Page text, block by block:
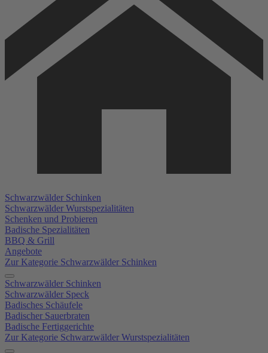
Schwarzwälder Schinken
Schwarzwälder Wurstspezialitäten
Schenken und Probieren
Badische Spezialitäten
BBQ & Grill
Angebote
Zur Kategorie Schwarzwälder Schinken
Schwarzwälder Schinken
Schwarzwälder Speck
Badisches Schäufele
Badischer Sauerbraten
Badische Fertiggerichte
Zur Kategorie Schwarzwälder Wurstspezialitäten